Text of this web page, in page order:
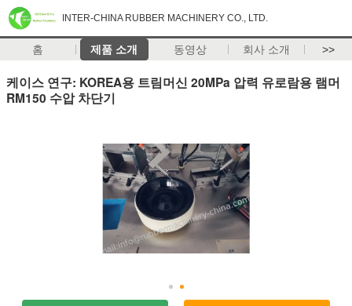
INTER-CHINA RUBBER MACHINERY CO., LTD.
홈 제품 소개 동영상 회사 소개 >>
케이스 연구: KOREA용 트림머신 20MPa 압력 유로람용 램머
RM150 수압 차단기